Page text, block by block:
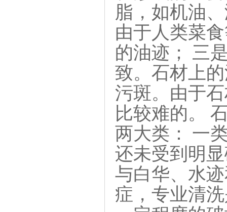
脂，如机油
由于人类菜
的油迹； 三
致。石材上
污斑。由于
比较难的。
两大类： 一
还未受到明
与白华、水
症，专业清